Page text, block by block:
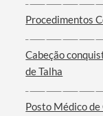
Categorias
Filtros
Procedimentos
Cabeção
de Talha
Posto Médico